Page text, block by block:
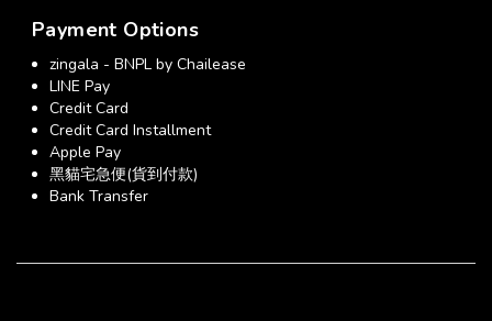
Payment Options
zingala - BNPL by Chailease
LINE Pay
Credit Card
Credit Card Installment
Apple Pay
黑貓宅急便(貨到付款)
Bank Transfer